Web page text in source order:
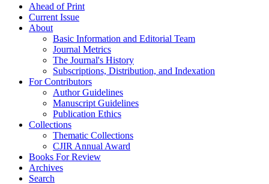
Ahead of Print
Current Issue
About
Basic Information and Editorial Team
Journal Metrics
The Journal's History
Subscriptions, Distribution, and Indexation
For Contributors
Author Guidelines
Manuscript Guidelines
Publication Ethics
Collections
Thematic Collections
CJIR Annual Award
Books For Review
Archives
Search